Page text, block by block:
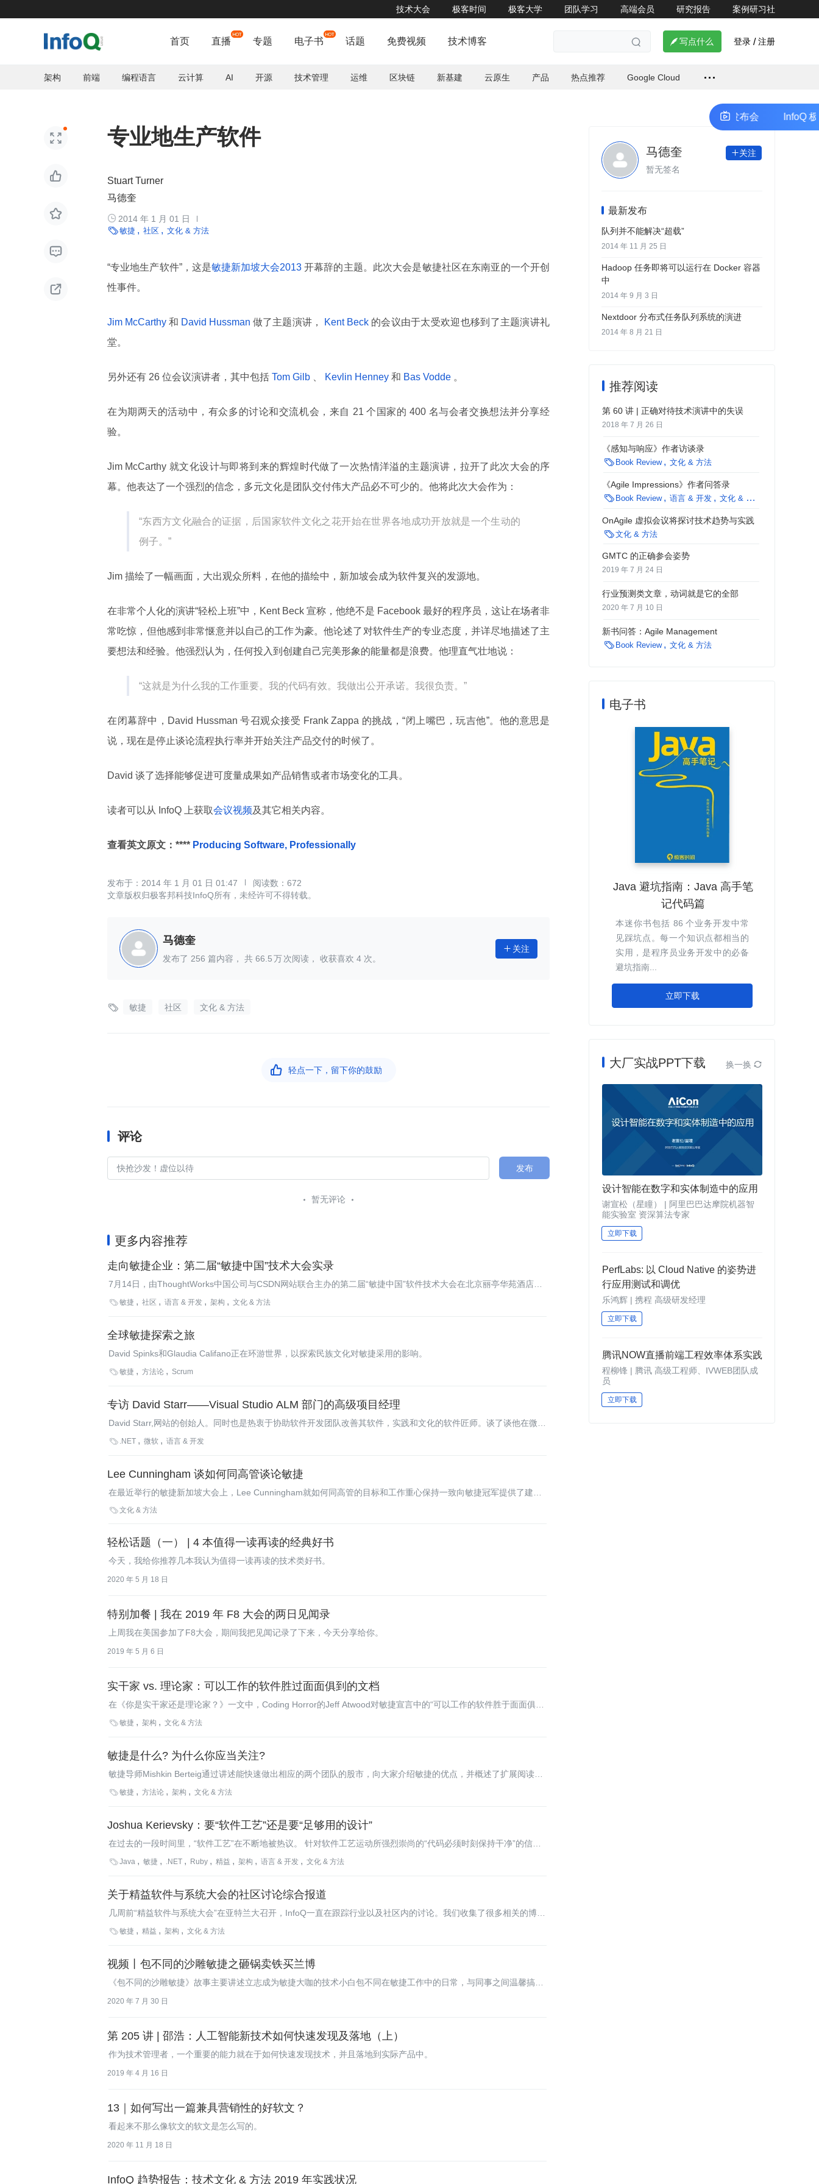
技术大会 极客时间 极客大学 团队学习 高端会员 研究报告 案例研习社
首页 直播 专题 电子书 话题 免费视频 技术博客   写点什么 登录 / 注册
架构 前端 编程语言 云计算 AI 开源 技术管理 运维 区块链 新基建 云原生 产品 热点推荐 Google Cloud





专业地生产软件
Stuart Turner
马德奎
 2014 年 1 月 01 日
敏捷 社区 文化 & 方法
“专业地生产软件”，这是敏捷新加坡大会2013 开幕辞的主题。此次大会是敏捷社区在东南亚的一个开创
性事件。
Jim McCarthy 和 David Hussman 做了主题演讲， Kent Beck 的会议由于太受欢迎也移到了主题演讲礼
堂。
另外还有 26 位会议演讲者，其中包括 Tom Gilb Kevlin Henney 和 Bas Vodde 。
在为期两天的活动中，有众多的讨论和交流机会，来自 21 个国家的 400 名与会者交换想法并分享经
验。
Jim McCarthy 就文化设计与即将到来的辉煌时代做了一次热情洋溢的主题演讲，拉开了此次大会的序
幕。他表达了一个强烈的信念，多元文化是团队交付伟大产品必不可少的。他将此次大会作为：
“东西方文化融合的证据，后国家软件文化之花开始在世界各地成功开放就是一个生动的
例子。”
Jim 描绘了一幅画面，大出观众所料，在他的描绘中，新加坡会成为软件复兴的发源地。
在非常个人化的演讲“轻松上班”中，Kent Beck 宣称，他绝不是 Facebook 最好的程序员，这让在场者非
常吃惊，但他感到非常惬意并以自己的工作为豪。他论述了对软件生产的专业态度，并详尽地描述了主
要想法和经验。他强烈认为，任何投入到创建自己完美形象的能量都是浪费。他理直气壮地说：
“这就是为什么我的工作重要。我的代码有效。我做出公开承诺。我很负责。”
在闭幕辞中，David Hussman 号召观众接受 Frank Zappa 的挑战，“闭上嘴巴，玩吉他”。他的意思是
说，现在是停止谈论流程执行率并开始关注产品交付的时候了。
David 谈了选择能够促进可度量成果如产品销售或者市场变化的工具。
读者可以从 InfoQ 上获取会议视频及其它相关内容。
查看英文原文：**** Producing Software, Professionally
2014 年 1 月 01 日 01:47
672
文章版权归极客邦科技InfoQ所有，未经许可不得转载。
马德奎
发布了 256 篇内容， 共 66.5 次阅读， 收获喜欢 4 次。
 关注
 敏捷 社区 文化 & 方法
 轻点一下，留下你的鼓励
评论
发布
暂无评论
更多内容推荐
走向敏捷企业：第二届“敏捷中国”技术大会实录
7月14日，由ThoughtWorks中国公司与CSDN网站联合主办的第二届“敏捷中国”软件技术大会在北京丽亭华苑酒店成
功举行。共有超过800名软件从业者到现场参与了本次盛会。这也是ThoughtWorks迄今为止在全球范围内组织的最大
敏捷 社区 语言 & 开发 架构 文化 & 方法
全球敏捷探索之旅
David Spinks和Glaudia Califano正在环游世界，以探索民族文化对敏捷采用的影响。
敏捷 方法论 Scrum
专访 David Starr——Visual Studio ALM 部门的高级项目经理
David Starr,网站的创始人。同时也是热衷于协助软件开发团队改善其软件，实践和文化的软件匠师。谈了谈他在微软
的新职务，他对产品的观点以及个人的未来
 .NET 微软 语言 & 开发
Lee Cunningham 谈如何同高管谈论敏捷
在最近举行的敏捷新加坡大会上，Lee Cunningham就如何同高管的目标和工作重心保持一致向敏捷冠军提供了建
议，并提出通过将敏捷实施的好处与解决让高管们夜不能寐的问题联系起来，以获得他们的支持。
文化 & 方法
轻松话题（一） | 4 本值得一读再读的经典好书
今天，我给你推荐几本我认为值得一读再读的技术类好书。
2020 年 5 月 18 日
特别加餐 | 我在 2019 年 F8 大会的两日见闻录
上周我在美国参加了F8大会，期间我把见闻记录了下来，今天分享给你。
2019 年 5 月 6 日
实干家 vs. 理论家：可以工作的软件胜过面面俱到的文档
在《你是实干家还是理论家？》一文中，Coding Horror的Jeff Atwood对敏捷宣言中的“可以工作的软件胜于面面俱到
的文档”产生了共鸣。他通过引用John Taber的一篇文章，对交通运输学科研究和交通运输建设工程进行了对比。
敏捷 架构 文化 & 方法
敏捷是什么? 为什么你应当关注?
敏捷导师Mishkin Berteig通过讲述能快速做出相应的两个团队的股市，向大家介绍敏捷的优点，并概述了扩展阅读内
容。敏捷通过向团队赋予更多权力、增进学习和消除损耗的方式，帮助人们更加有效地工作。敏捷指导开发团队不断
敏捷 方法论 架构 文化 & 方法
Joshua Kerievsky：要“软件工艺”还是要“足够用的设计”
在过去的一段时间里，“软件工艺”在不断地被热议。 针对软件工艺运动所强烈崇尚的“代码必须时刻保持干净”的信
仰，Joshua Kerievsky提出了另一种可能从反方向审视的视角，他称之为“足够用的设计”。在此我们将探究Joshua的
Java 敏捷 .NET Ruby 精益 架构 语言 & 开发 文化 & 方法
关于精益软件与系统大会的社区讨论综合报道
几周前“精益软件与系统大会”在亚特兰大召开，InfoQ一直在跟踪行业以及社区内的讨论。我们收集了很多相关的博
客、文章、笔记、视频、照片、演讲稿。
敏捷 精益 架构 文化 & 方法
视频丨包不同的沙雕敏捷之砸锅卖铁买兰博
《包不同的沙雕敏捷》故事主要讲述立志成为敏捷大咖的技术小白包不同在敏捷工作中的日常，与同事之间温馨搞笑
2020 年 7 月 30 日
第 205 讲 | 邵浩：人工智能新技术如何快速发现及落地（上）
作为技术管理者，一个重要的能力就在于如何快速发现技术，并且落地到实际产品中。
2019 年 4 月 16 日
13｜如何写出一篇兼具营销性的好软文？
看起来不那么像软文的软文是怎么写的。
2020 年 11 月 18 日
InfoQ 趋势报告：技术文化 & 方法 2019 年实践状况
马德奎 关注
暂无签名
最新发布
队列并不能解决“超载”
2014 年 11 月 25 日
Hadoop 任务即将可以运行在 Docker 容器
中
2014 年 9 月 3 日
Nextdoor 分布式任务队列系统的演进
2014 年 8 月 21 日
推荐阅读
第 60 讲 | 正确对待技术演讲中的失误
2018 年 7 月 26 日
《感知与响应》作者访谈录
 Book Review 文化 & 方法
《Agile Impressions》作者问答录
 Book Review 语言 & 开发 文化 & 方法
OnAgile 虚拟会议将探讨技术趋势与实践
文化 & 方法
GMTC 的正确参会姿势
2019 年 7 月 24 日
行业预测类文章，动词就是它的全部
2020 年 7 月 10 日
新书问答：Agile Management
 Book Review 文化 & 方法
电子书
Java 避坑指南：Java 高手笔
记代码篇
本迷你书包括 86 个业务开发中常
见踩坑点。每一个知识点都相当的
实用，是程序员业务开发中的必备
避坑指南...
立即下载
大厂实战PPT下载 换一换 
设计智能在数字和实体制造中的应用
谢宣松（星瞳） | 阿里巴巴达摩院机器智
能实验室 资深算法专家
立即下载
PerfLabs: 以 Cloud Native 的姿势进
行应用测试和调优
乐鸿辉 | 携程 高级研发经理
立即下载
腾讯NOW直播前端工程效率体系实践
程柳锋 | 腾讯 高级工程师、IVWEB团队成
员
立即下载
InfoQ 极客传媒开发者生态共创计划线上发布会 InfoQ 极客传